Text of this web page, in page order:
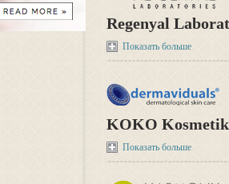
Regenyal
Показать больше
KOKO
Показать больше